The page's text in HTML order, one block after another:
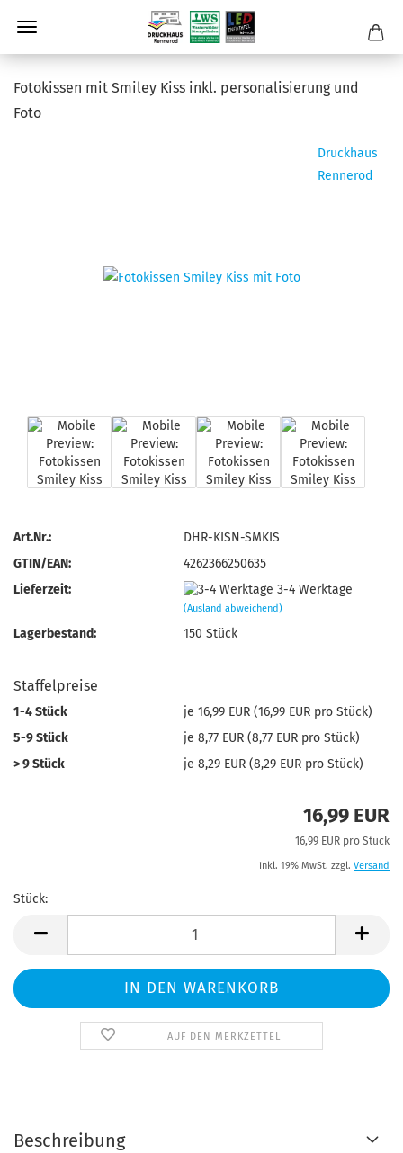
Fo­to­kis­sen mit Smi­ley Kiss inkl. per­so­na­li­sie­rung und
Foto
Druckhaus
Rennerod
Art.Nr.:
DHR-KISN-SMKIS
GTIN/EAN:
4262366250635
Lieferzeit:
3-4 Werktage
(Ausland abweichend)
Lagerbestand: 150Stück
Staffelpreise
1-4 Stück
je 16,99 EUR (16,99 EUR pro Stück)
5-9 Stück
je 8,77 EUR (8,77 EUR pro Stück)
> 9 Stück
je 8,29 EUR (8,29 EUR pro Stück)
16,99 EUR
16,99 EUR pro Stück
inkl. 19% MwSt. zzgl. Versand
Stück:
AUF DEN MERKZETTEL
Beschreibung